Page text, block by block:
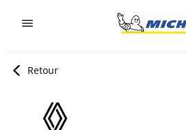
Retour